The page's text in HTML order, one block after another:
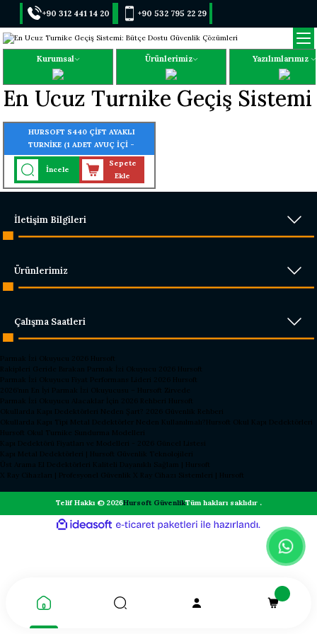
+90 312 441 14 20 +90 532 795 22 29
Kurumsal Ürünlerimiz Yazılımlarımız
En Ucuz Turnike Geçiş Sistemi
HURSOFT S440 ÇİFT AYAKLI
TURNİKE (1 ADET AVUÇ İÇİ -
PARMAK İZİ OKUYUCU
TURNİKEYE MONTELİ)
İncele
Sepete
Ekle
İletişim Bilgileri
Ürünlerimiz
Çalışma Saatleri
Parmak İzi Okuyucu 2026 Hursoft
Rakipleri Geride Bırakan Parmak İzi Okuyucu 2026 Hursoft
Parmak İzi Okuyucu Fiyat Performans Lideri 2026 Hursoft
2026’nın En İyi Parmak İzi Okuyucusu – Hursoft Zirvede
Parmak İzi Okuyucu Alacaklar İçin 2026 Rehberi Hursoft
Okullarda Kapı Dedektörleri Neden Şart? 2026 Güvenlik Rehberi
Okullarda Kapı Tipi Metal Dedektörler Neden Kullanılmalı?Hursoft Okul Kapı Dedektörleri
Hursoft Okul Turnike Sundurma Modelleri
Kapı Dedektörü Fiyatları ve Modelleri - 2026 Güncel Listesi
Kapı Metal Dedektörleri | Hursoft Güvenlik Teknolojileri
Üst Arama El Dedektörleri Kaliteli Dayanıklı Sağlam | Hursoft
X Ray Cihazları | Profesyonel Güvenlik X Ray Cihazı Sistemleri | Hursoft
Telif Hakkı © 2026Hursoft GüvenlikTüm hakları saklıdır .
ideasoft
e-
hazırlandı.